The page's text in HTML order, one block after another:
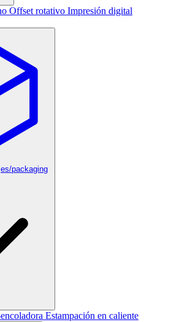
Offset rotativo Impresión digital
packaging
Estampación en caliente